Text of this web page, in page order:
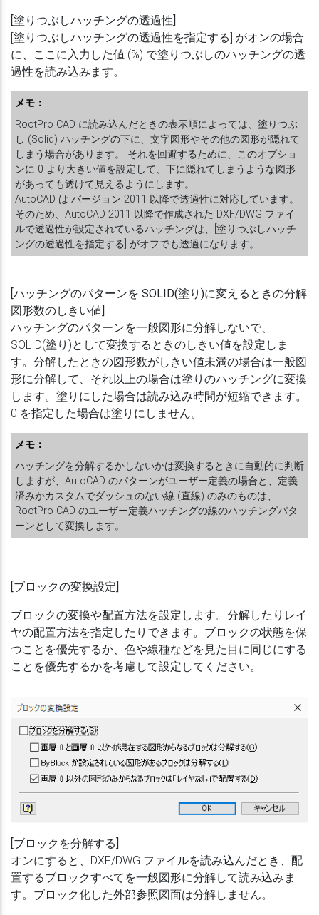
[塗りつぶしハッチングの透過性]
[塗りつぶしハッチングの透過性を指定する] がオンの場合
に、ここに入力した値 (%) で塗りつぶしのハッチングの透
過性を読み込みます。
メモ：
RootPro CAD に読み込んだときの表示順によっては、塗りつぶ
し (Solid) ハッチングの下に、文字図形やその他の図形が隠れて
しまう場合があります。 それを回避するために、このオプショ
ンに 0 より大きい値を設定して、下に隠れてしまうような図形
があっても透けて見えるようにします。
AutoCAD は バージョン 2011 以降で透過性に対応しています。
そのため、AutoCAD 2011 以降で作成された DXF/DWG ファイ
ルで透過性が設定されているハッチングは、[塗りつぶしハッチ
ングの透過性を指定する] がオフでも透過になります。
[ハッチングのパターンを SOLID(塗り)に変えるときの分解
図形数のしきい値]
ハッチングのパターンを一般図形に分解しないで、
SOLID(塗り)として変換するときのしきい値を設定しま
す。分解したときの図形数がしきい値未満の場合は一般図
形に分解して、それ以上の場合は塗りのハッチングに変換
します。塗りにした場合は読み込み時間が短縮できます。
0 を指定した場合は塗りにしません。
メモ：
ハッチングを分解するかしないかは変換するときに自動的に判断
しますが、AutoCAD のパターンがユーザー定義の場合と、定義
済みかカスタムでダッシュのない線 (直線) のみのものは、
RootPro CAD のユーザー定義ハッチングの線のハッチングパタ
ーンとして変換します。
[ブロックの変換設定]
ブロックの変換や配置方法を設定します。分解したりレイ
ヤの配置方法を指定したりできます。ブロックの状態を保
つことを優先するか、色や線種などを見た目に同じにする
ことを優先するかを考慮して設定してください。
[ブロックを分解する]
オンにすると、DXF/DWG ファイルを読み込んだとき、配
置するブロックすべてを一般図形に分解して読み込みま
す。ブロック化した外部参照図面は分解しません。